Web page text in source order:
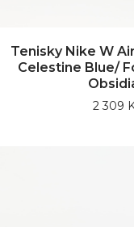
Tenisky Nike W
Celestine Blue/
2 309